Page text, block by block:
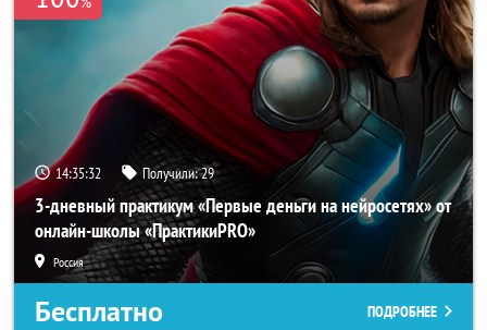
14:35:29 Получили:29
3-дневный практикум «Первые деньги на нейросетях» от
онлайн-школы «ПрактикиPRO»
Россия
Бесплатно ПОДРОБНЕЕ